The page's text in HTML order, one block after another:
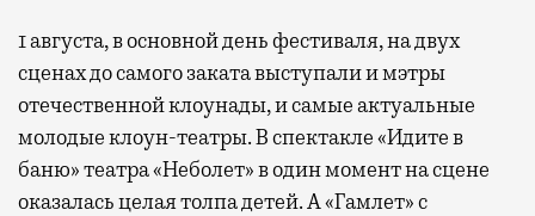
1 августа, в основной день фестиваля, на двух
сценах до самого заката выступали и мэтры
отечественной клоунады, и самые актуальные
молодые клоун-театры. В спектакле «Идите в
баню» театра «Неболет» в один момент на сцене
оказалась целая толпа детей. А «Гамлет» с